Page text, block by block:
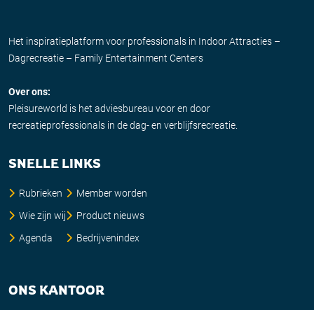
Het inspiratieplatform voor professionals in Indoor Attracties –
Dagrecreatie – Family Entertainment Centers
Over ons:
Pleisureworld is het adviesbureau voor en door
recreatieprofessionals in de dag- en verblijfsrecreatie.
SNELLE LINKS
Rubrieken
Wie zijn wij
Agenda
Member worden
Product nieuws
Bedrijvenindex
ONS KANTOOR